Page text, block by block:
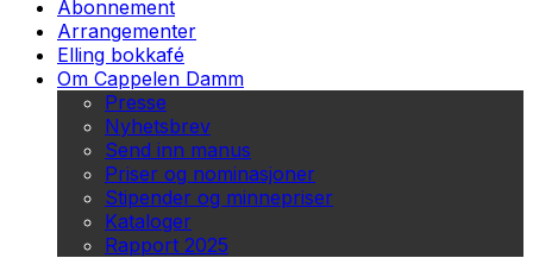
Abonnement
Arrangementer
Elling bokkafé
Om Cappelen Damm
Presse
Nyhetsbrev
Send inn manus
Priser og nominasjoner
Stipender og minnepriser
Kataloger
Rapport 2025